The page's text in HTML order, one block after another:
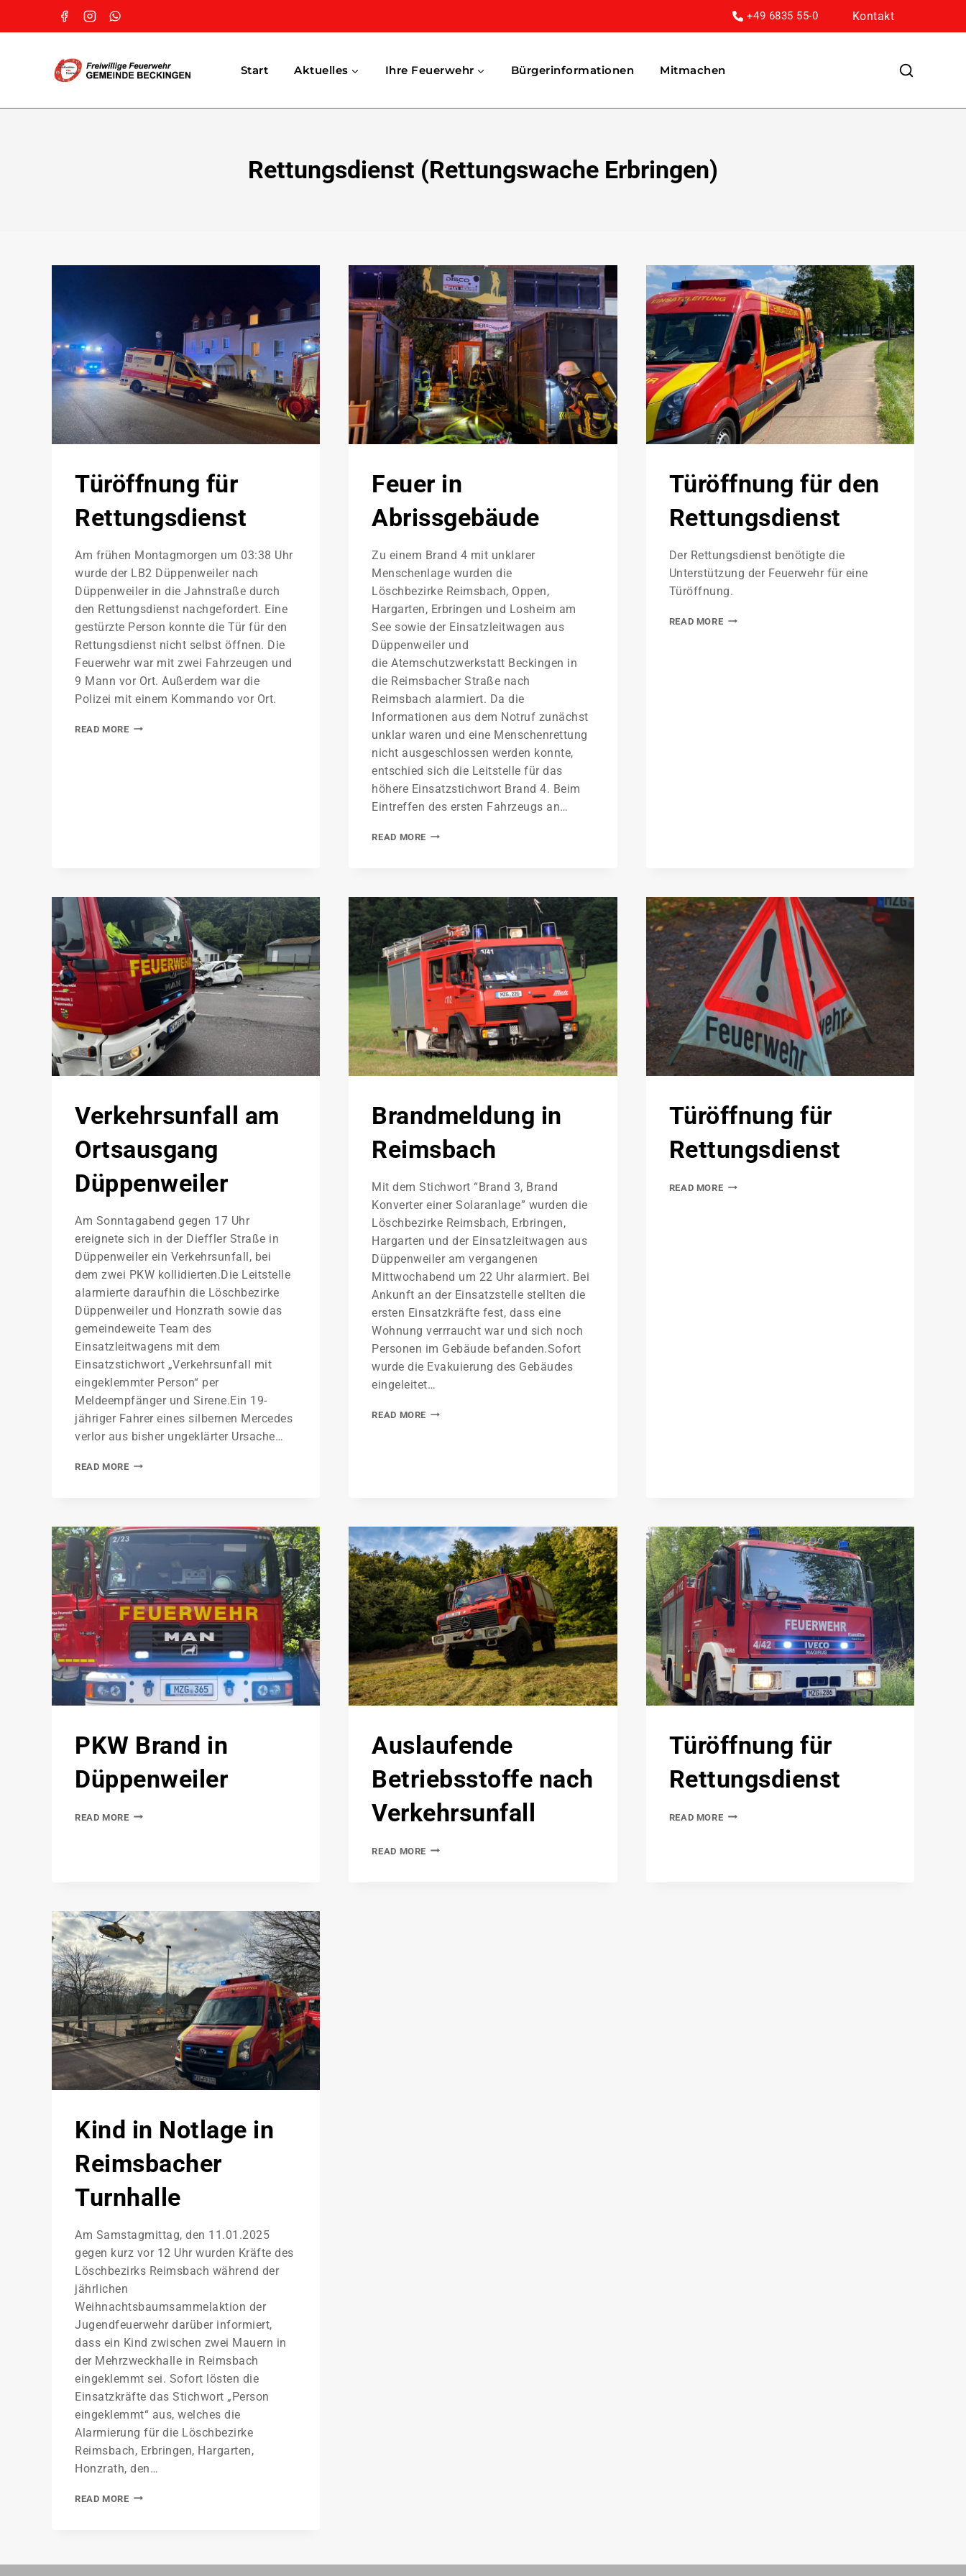
+49 6835 55-0 Kontakt
Start Aktuelles Ihre Feuerwehr Bürgerinformationen Mitmachen
Rettungsdienst (Rettungswache Erbringen)
Türöffnung für
Rettungsdienst
Am frühen Montagmorgen um 03:38 Uhr
wurde der LB2 Düppenweiler nach
Düppenweiler in die Jahnstraße durch
den Rettungsdienst nachgefordert. Eine
gestürzte Person konnte die Tür für den
Rettungsdienst nicht selbst öffnen. Die
Feuerwehr war mit zwei Fahrzeugen und
9 Mann vor Ort. Außerdem war die
Polizei mit einem Kommando vor Ort.
READ MORE
Feuer in
Abrissgebäude
Zu einem Brand 4 mit unklarer
Menschenlage wurden die
Löschbezirke Reimsbach, Oppen,
Hargarten, Erbringen und Losheim am
See sowie der Einsatzleitwagen aus
Düppenweiler und
die Atemschutzwerkstatt Beckingen in
die Reimsbacher Straße nach
Reimsbach alarmiert. Da die
Informationen aus dem Notruf zunächst
unklar waren und eine Menschenrettung
nicht ausgeschlossen werden konnte,
entschied sich die Leitstelle für das
höhere Einsatzstichwort Brand 4. Beim
Eintreffen des ersten Fahrzeugs an…
READ MORE
Türöffnung für den
Rettungsdienst
Der Rettungsdienst benötigte die
Unterstützung der Feuerwehr für eine
Türöffnung.
READ MORE
Verkehrsunfall am
Ortsausgang
Düppenweiler
Am Sonntagabend gegen 17 Uhr
ereignete sich in der Dieffler Straße in
Düppenweiler ein Verkehrsunfall, bei
dem zwei PKW kollidierten.Die Leitstelle
alarmierte daraufhin die Löschbezirke
Düppenweiler und Honzrath sowie das
gemeindeweite Team des
Einsatzleitwagens mit dem
Einsatzstichwort „Verkehrsunfall mit
eingeklemmter Person“ per
Meldeempfänger und Sirene.Ein 19-
jähriger Fahrer eines silbernen Mercedes
verlor aus bisher ungeklärter Ursache…
READ MORE
Brandmeldung in
Reimsbach
Mit dem Stichwort “Brand 3, Brand
Konverter einer Solaranlage” wurden die
Löschbezirke Reimsbach, Erbringen,
Hargarten und der Einsatzleitwagen aus
Düppenweiler am vergangenen
Mittwochabend um 22 Uhr alarmiert. Bei
Ankunft an der Einsatzstelle stellten die
ersten Einsatzkräfte fest, dass eine
Wohnung verrraucht war und sich noch
Personen im Gebäude befanden.Sofort
wurde die Evakuierung des Gebäudes
eingeleitet…
READ MORE
Türöffnung für
Rettungsdienst
READ MORE
PKW Brand in
Düppenweiler
READ MORE
Auslaufende
Betriebsstoffe nach
Verkehrsunfall
READ MORE
Türöffnung für
Rettungsdienst
READ MORE
Kind in Notlage in
Reimsbacher
Turnhalle
Am Samstagmittag, den 11.01.2025
gegen kurz vor 12 Uhr wurden Kräfte des
Löschbezirks Reimsbach während der
jährlichen
Weihnachtsbaumsammelaktion der
Jugendfeuerwehr darüber informiert,
dass ein Kind zwischen zwei Mauern in
der Mehrzweckhalle in Reimsbach
eingeklemmt sei. Sofort lösten die
Einsatzkräfte das Stichwort „Person
eingeklemmt“ aus, welches die
Alarmierung für die Löschbezirke
Reimsbach, Erbringen, Hargarten,
Honzrath, den…
READ MORE